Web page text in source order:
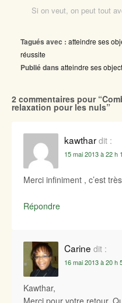
Si on veut, on peut tout
Tagués avec : atteindre ses
réussite
Publié dans atteindre ses
2 commentaires pour “
relaxation pour les nuls”
kawthar dit :
15 mai 2013 à 22 h
Merci infiniment , c’est
Répondre
Carine dit :
16 mai 2013 à 20 h
Kawthar,
Merci pour votre retour.